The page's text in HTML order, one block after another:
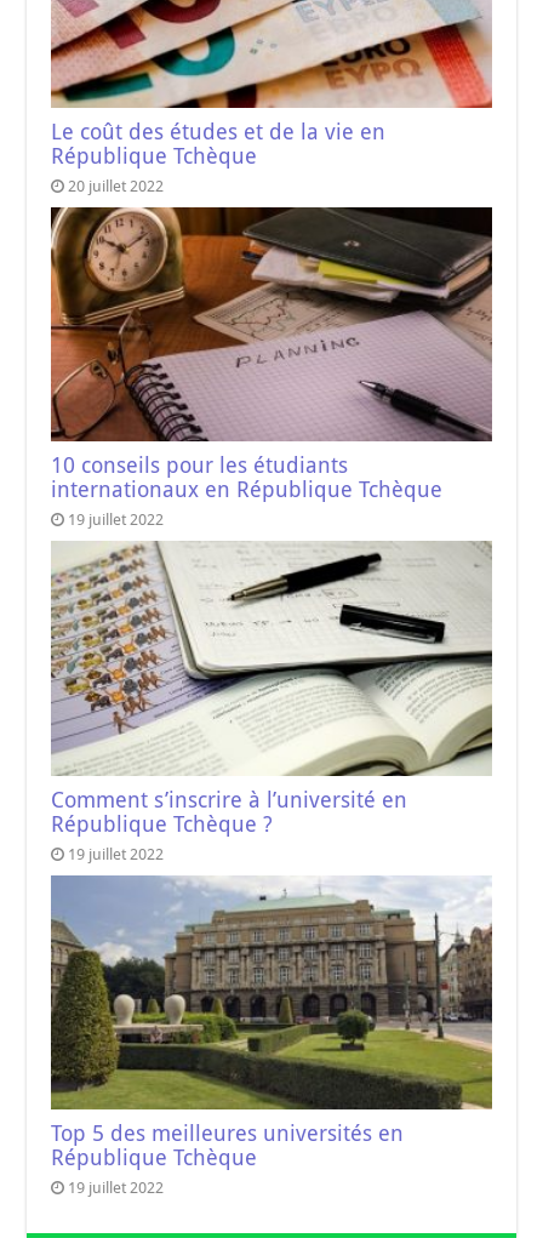
Le coût des études et de la vie en
République Tchèque
20 juillet 2022
10 conseils pour les étudiants
internationaux en République Tchèque
19 juillet 2022
Comment s’inscrire à l’université en
République Tchèque ?
19 juillet 2022
Top 5 des meilleures universités en
République Tchèque
19 juillet 2022